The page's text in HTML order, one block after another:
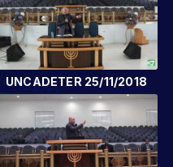
UNCADETER 25/11/2018